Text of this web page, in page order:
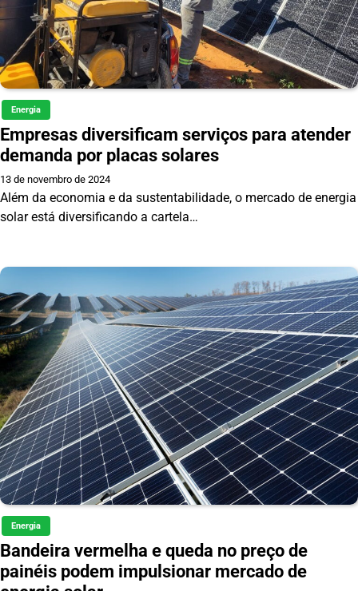
Energia
Empresas diversificam serviços para atender
demanda por placas solares
13 de novembro de 2024
Além da economia e da sustentabilidade, o mercado de energia
solar está diversificando a cartela…
Energia
Bandeira vermelha e queda no preço de
painéis podem impulsionar mercado de